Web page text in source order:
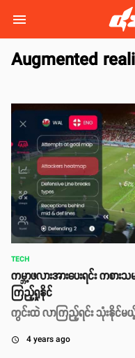
Augmented
TECH
ကမ္ဘာ့ဖလားအားပေးရင်း ကစ
ကြည့်ရှုနိုင်
ကွင်းထဲ လာကြည့်ရင်း သုံးနိုင်မ
access_time 4 years ago